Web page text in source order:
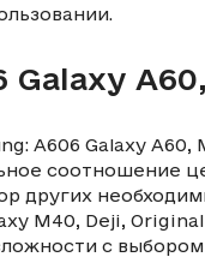
Galaxy
A606 Galaxy
соотношение
других
M40, Deji,
с